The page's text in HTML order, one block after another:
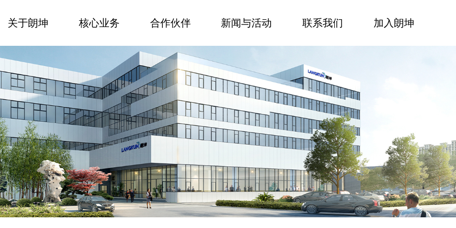
关于朗坤 核心业务 合作伙伴 新闻与活动 联系我们 加入朗坤